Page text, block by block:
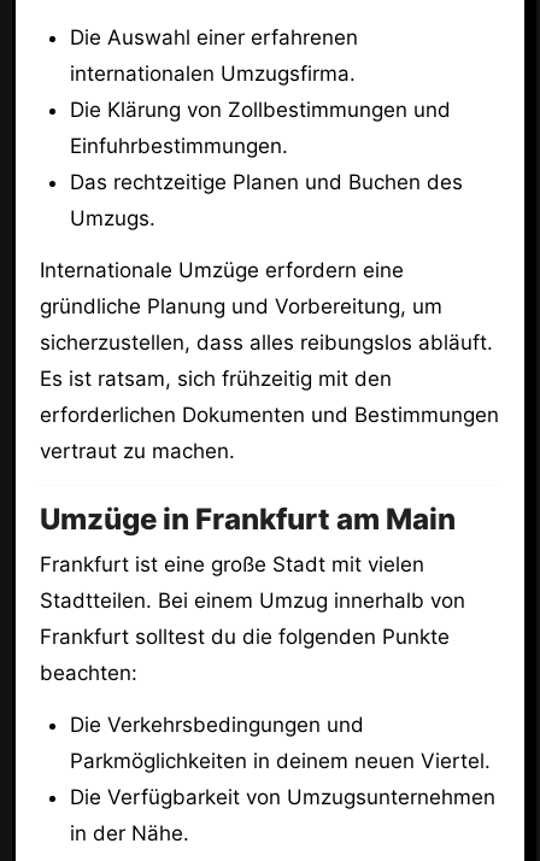
Die Auswahl einer erfahrenen
internationalen Umzugsfirma.
Die Klärung von Zollbestimmungen und
Einfuhrbestimmungen.
Das rechtzeitige Planen und Buchen des
Umzugs.
Internationale Umzüge erfordern eine
gründliche Planung und Vorbereitung, um
sicherzustellen, dass alles reibungslos abläuft.
Es ist ratsam, sich frühzeitig mit den
erforderlichen Dokumenten und Bestimmungen
vertraut zu machen.
Umzüge in Frankfurt am Main
Frankfurt ist eine große Stadt mit vielen
Stadtteilen. Bei einem Umzug innerhalb von
Frankfurt solltest du die folgenden Punkte
beachten:
Die Verkehrsbedingungen und
Parkmöglichkeiten in deinem neuen Viertel.
Die Verfügbarkeit von Umzugsunternehmen
in der Nähe.